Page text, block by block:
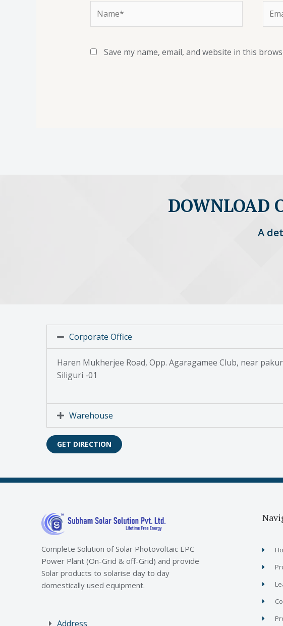
Save my name, email, and website in this
DOWNLOAD
A
Corporate Office
Haren Mukherjee Road, Opp. Agaragamee Club, near
Siliguri -01
Warehouse
GET DIRECTION
Complete Solution of Solar Photovoltaic EPC
Power Plant (On-Grid & off-Grid) and provide
Solar products to solarise day to day
domestically used equipment.
Address